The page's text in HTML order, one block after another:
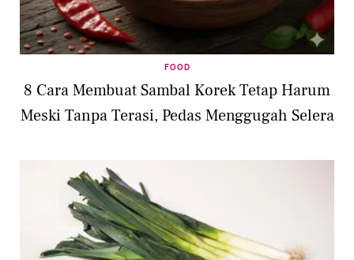
FOOD
8 Cara Membuat Sambal Korek Tetap Harum
Meski Tanpa Terasi, Pedas Menggugah Selera